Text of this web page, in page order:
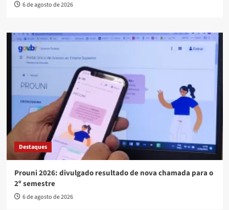
6 de agosto de 2026
Destaques
Prouni 2026: divulgado resultado de nova chamada para o
2º semestre
6 de agosto de 2026